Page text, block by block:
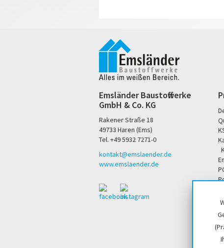
Emsländer Baustoffwerke
GmbH & Co. KG
Rakener Straße 18
49733 Haren (Ems)
Tel. +49 5932 7271-0
kontakt@emslaender.de
www.emslaender.de